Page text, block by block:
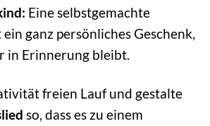
Eine selbstgemachte
ganz persönliches Geschenk,
in Erinnerung bleibt.
freien Lauf und gestalte
so, dass es zu einem